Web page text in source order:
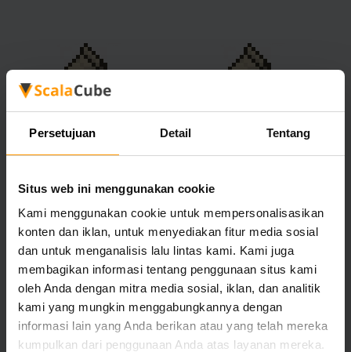
Persetujuan Detail Tentang
Situs web ini menggunakan cookie
Kami menggunakan cookie untuk mempersonalisasikan
konten dan iklan, untuk menyediakan fitur media sosial
dan untuk menganalisis lalu lintas kami. Kami juga
membagikan informasi tentang penggunaan situs kami
oleh Anda dengan mitra media sosial, iklan, dan analitik
kami yang mungkin menggabungkannya dengan
informasi lain yang Anda berikan atau yang telah mereka
kumpulkan dari penggunaan Anda atas layanan mereka.
(Snapshot)
Forge
Cauldron
& Thermos